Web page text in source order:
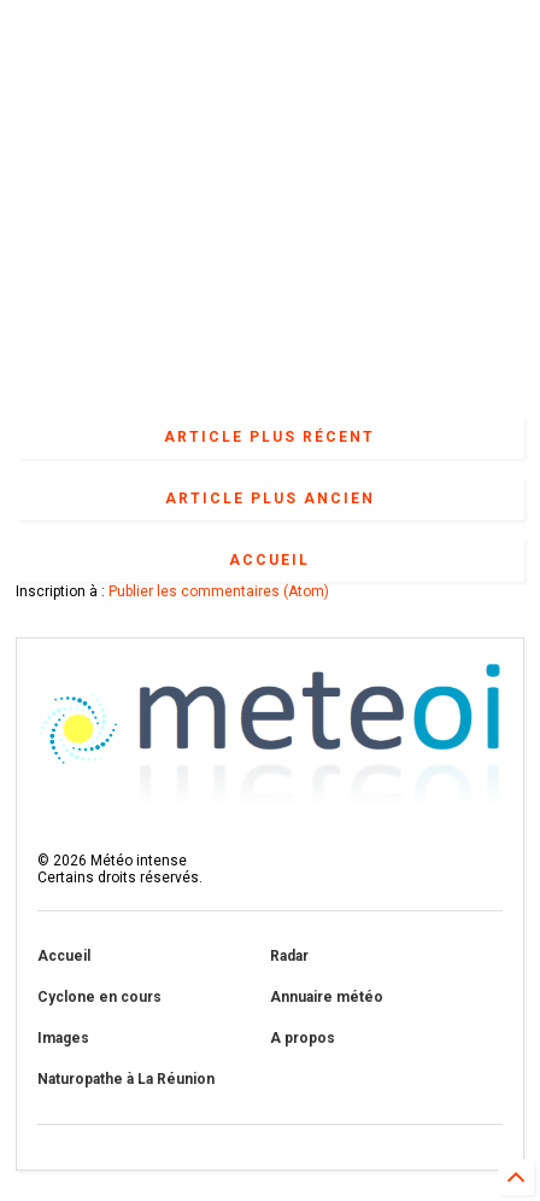
ARTICLE PLUS RÉCENT
ARTICLE PLUS ANCIEN
ACCUEIL
Inscription à : Publier les commentaires (Atom)
©2026 Météo intense
Certains droits réservés.
Accueil Radar
Cyclone en cours Annuaire météo
Images A propos
Naturopathe à La Réunion